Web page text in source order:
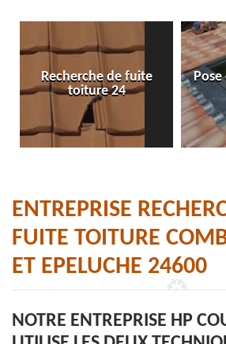
Recherche de fuite
toiture 24
ENTREPRISE
FUITE TOITURE
ET EPELUCHE 24600
NOTRE ENTREPRISE HP